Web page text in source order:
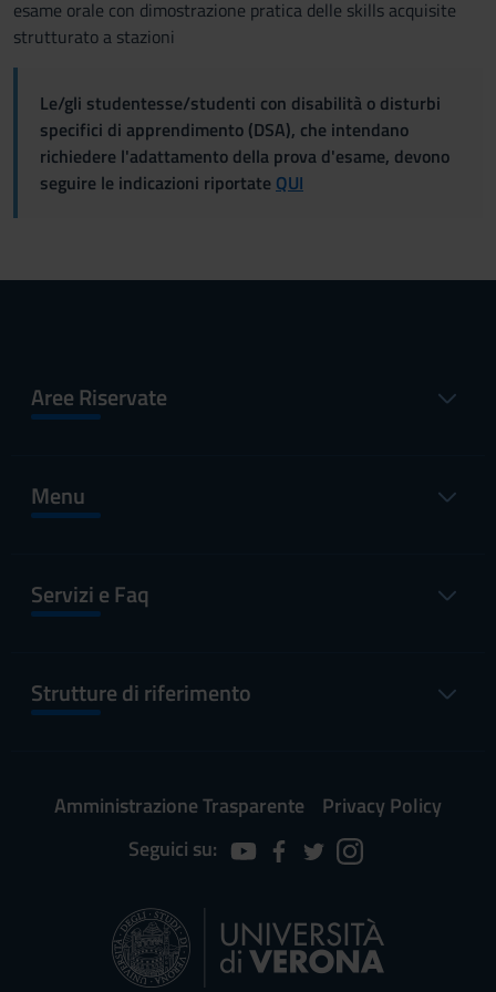
esame orale con dimostrazione pratica delle skills acquisite
strutturato a stazioni
Le/gli studentesse/studenti con disabilità o disturbi
specifici di apprendimento (DSA), che intendano
richiedere l'adattamento della prova d'esame, devono
seguire le indicazioni riportate QUI
Aree Riservate
Menu
Servizi e Faq
Strutture di riferimento
Amministrazione Trasparente
Privacy Policy
Seguici su: